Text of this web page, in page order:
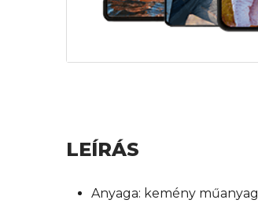
LEÍRÁS
Anyaga: kemény műanyag